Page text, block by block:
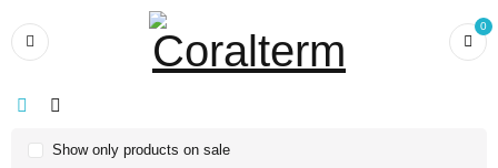
0
Show only products on sale